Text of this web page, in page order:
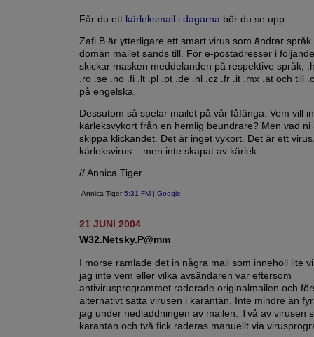
Får du ett kärleksmail i dagarna bör du se upp.
Zafi.B är ytterligare ett smart virus som ändrar språk
domän mailet sänds till. För e-postadresser i
skickar masken meddelanden på respektive språk,
.ro .se .no .fi .lt .pl .pt .de .nl .cz .fr .it .mx .at och till
på engelska.
Dessutom så spelar mailet på vår fåfänga. Vem vill
kärleksvykort från en hemlig beundrare? Men vad ni
skippa klickandet. Det är inget vykort. Det är ett
kärleksvirus – men inte skapat av kärlek.
// Annica Tiger
Annica Tiger 5:31 FM | Google
21 JUNI 2004
W32.Netsky.P@mm
I morse ramlade det in några mail som innehöll lite
jag inte vem eller vilka avsändaren var eftersom
antivirusprogrammet raderade originalmailen och
alternativt sätta virusen i karantän. Inte mindre än
jag under nedladdningen av mailen. Två av virusen
karantän och två fick raderas manuellt via